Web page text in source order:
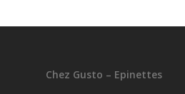
Chez Gusto – Epinettes